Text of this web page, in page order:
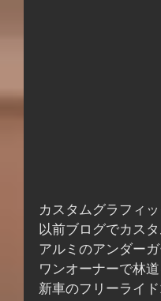
カスタムグラフィッ
以前ブログでカス
アルミのアンダー
ワンオーナーで林
新車のフリーライ